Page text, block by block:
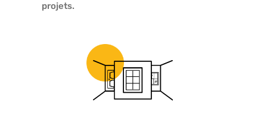
projets.